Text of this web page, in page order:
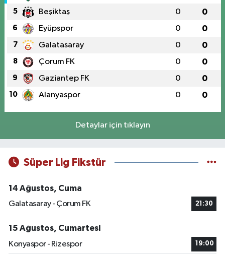
5 Beşiktaş 0 0
6 Eyüpspor 0 0
7 Galatasaray 0 0
8 Çorum FK 0 0
9 Gaziantep FK 0 0
10 Alanyaspor 0 0
Detaylar için tıklayın
Süper Lig Fikstür
14 Ağustos, Cuma
Galatasaray - Çorum FK
21:30
15 Ağustos, Cumartesi
Konyaspor - Rizespor
19:00